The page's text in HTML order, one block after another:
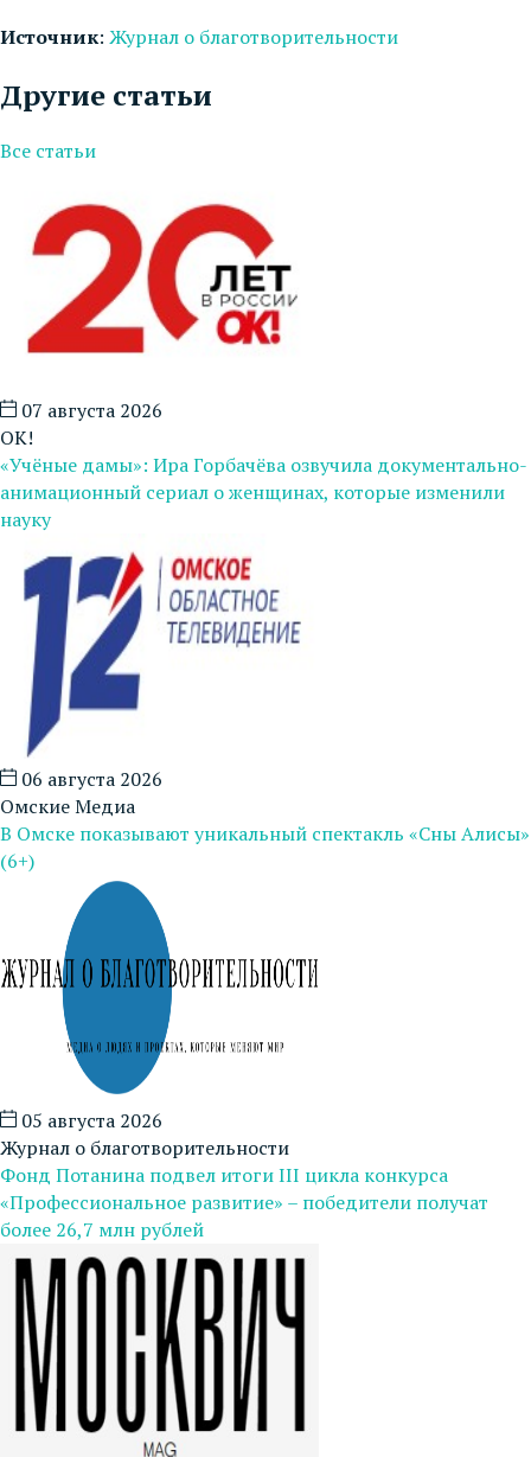
Источник: Журнал о благотворительности
Другие статьи
Все статьи
07 августа 2026
ОК!
«Учёные дамы»: Ира Горбачёва озвучила документально-
анимационный сериал о женщинах, которые изменили
науку
06 августа 2026
Омские Медиа
В Омске показывают уникальный спектакль «Сны Алисы»
(6+)
05 августа 2026
Журнал о благотворительности
Фонд Потанина подвел итоги III цикла конкурса
«Профессиональное развитие» – победители получат
более 26,7 млн рублей